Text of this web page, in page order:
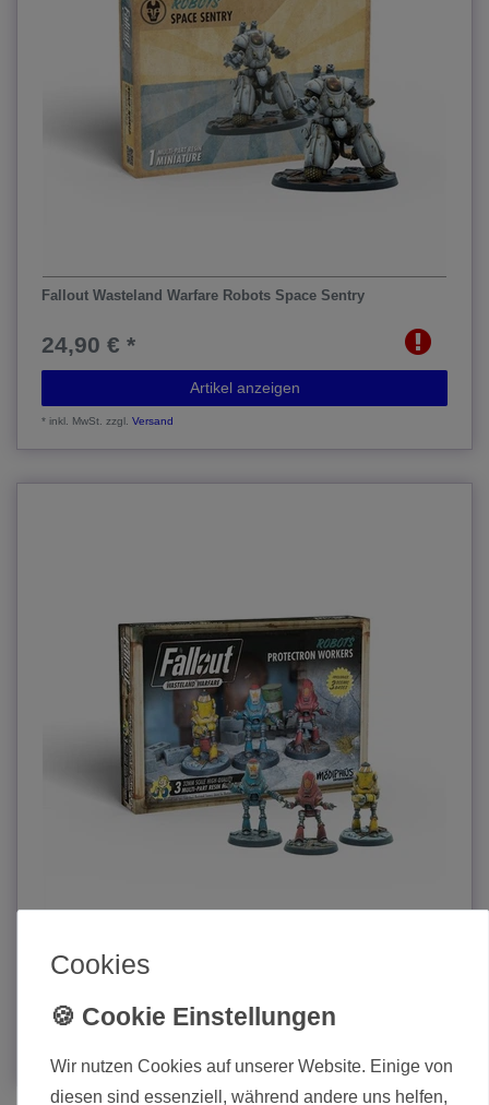
Fallout Wasteland Warfare Robots Space Sentry
24,90 € *
Artikel anzeigen
*inkl. MwSt. zzgl.Versand
30,75 € *
In den Warenkorb
inkl. MwSt. Versand
Cookies
Wir nutzen Cookies auf unserer Website. Einige von
diesen sind essenziell, während andere uns helfen,